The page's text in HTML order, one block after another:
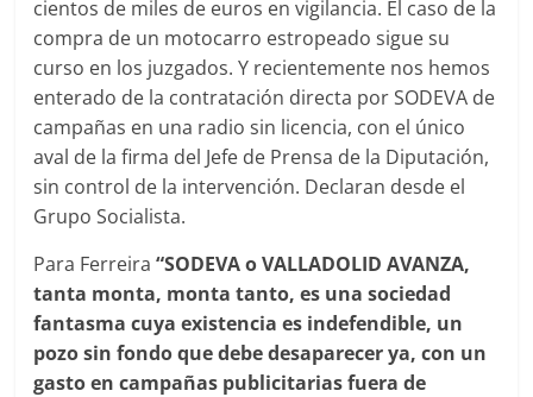
cientos de miles de euros en vigilancia. El caso de la
compra de un motocarro estropeado sigue su
curso en los juzgados. Y recientemente nos hemos
enterado de la contratación directa por SODEVA de
campañas en una radio sin licencia, con el único
aval de la firma del Jefe de Prensa de la Diputación,
sin control de la intervención. Declaran desde el
Grupo Socialista.
Para Ferreira“SODEVA o VALLADOLID AVANZA,
tanta monta, monta tanto, es una sociedad
fantasma cuya existencia es indefendible, un
pozo sin fondo que debe desaparecer ya, con un
gasto en campañas publicitarias fuera de